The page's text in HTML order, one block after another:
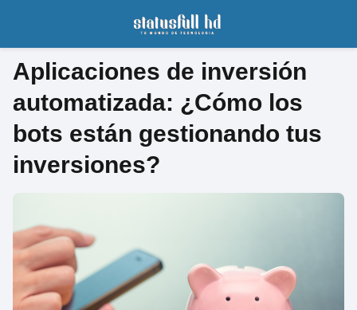
Aplicaciones de inversión
automatizada: ¿Cómo los
bots están gestionando tus
inversiones?